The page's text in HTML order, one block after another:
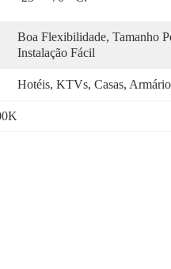
Boa Flexibilidade, Tamanho
Instalação Fácil
Hotéis, KTVs, Casas,